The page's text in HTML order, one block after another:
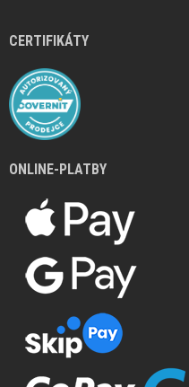
CERTIFIKÁTY
ONLINE-PLATBY